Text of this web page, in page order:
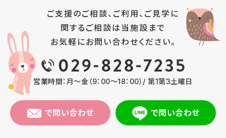
ご支援のご相談、ご利用、ご見学に
関するご相談は 当施設まで
お気軽にお問い合わせください。
営業時間：月～金（9：00～18：00）/ 第1第3土曜日
で問い合わせ で問い合わせ